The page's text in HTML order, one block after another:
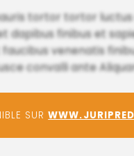
tortor tortor luctus
dapibus finibus et
venenatis
convalli ante
SUR